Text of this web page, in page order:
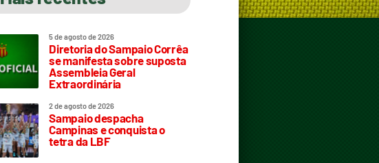
5 de agosto de 2026
Diretoria do Sampaio Corrêa
se manifesta sobre suposta
Assembleia Geral
Extraordinária
2 de agosto de 2026
Sampaio despacha
Campinas e conquista o
tetra da LBF